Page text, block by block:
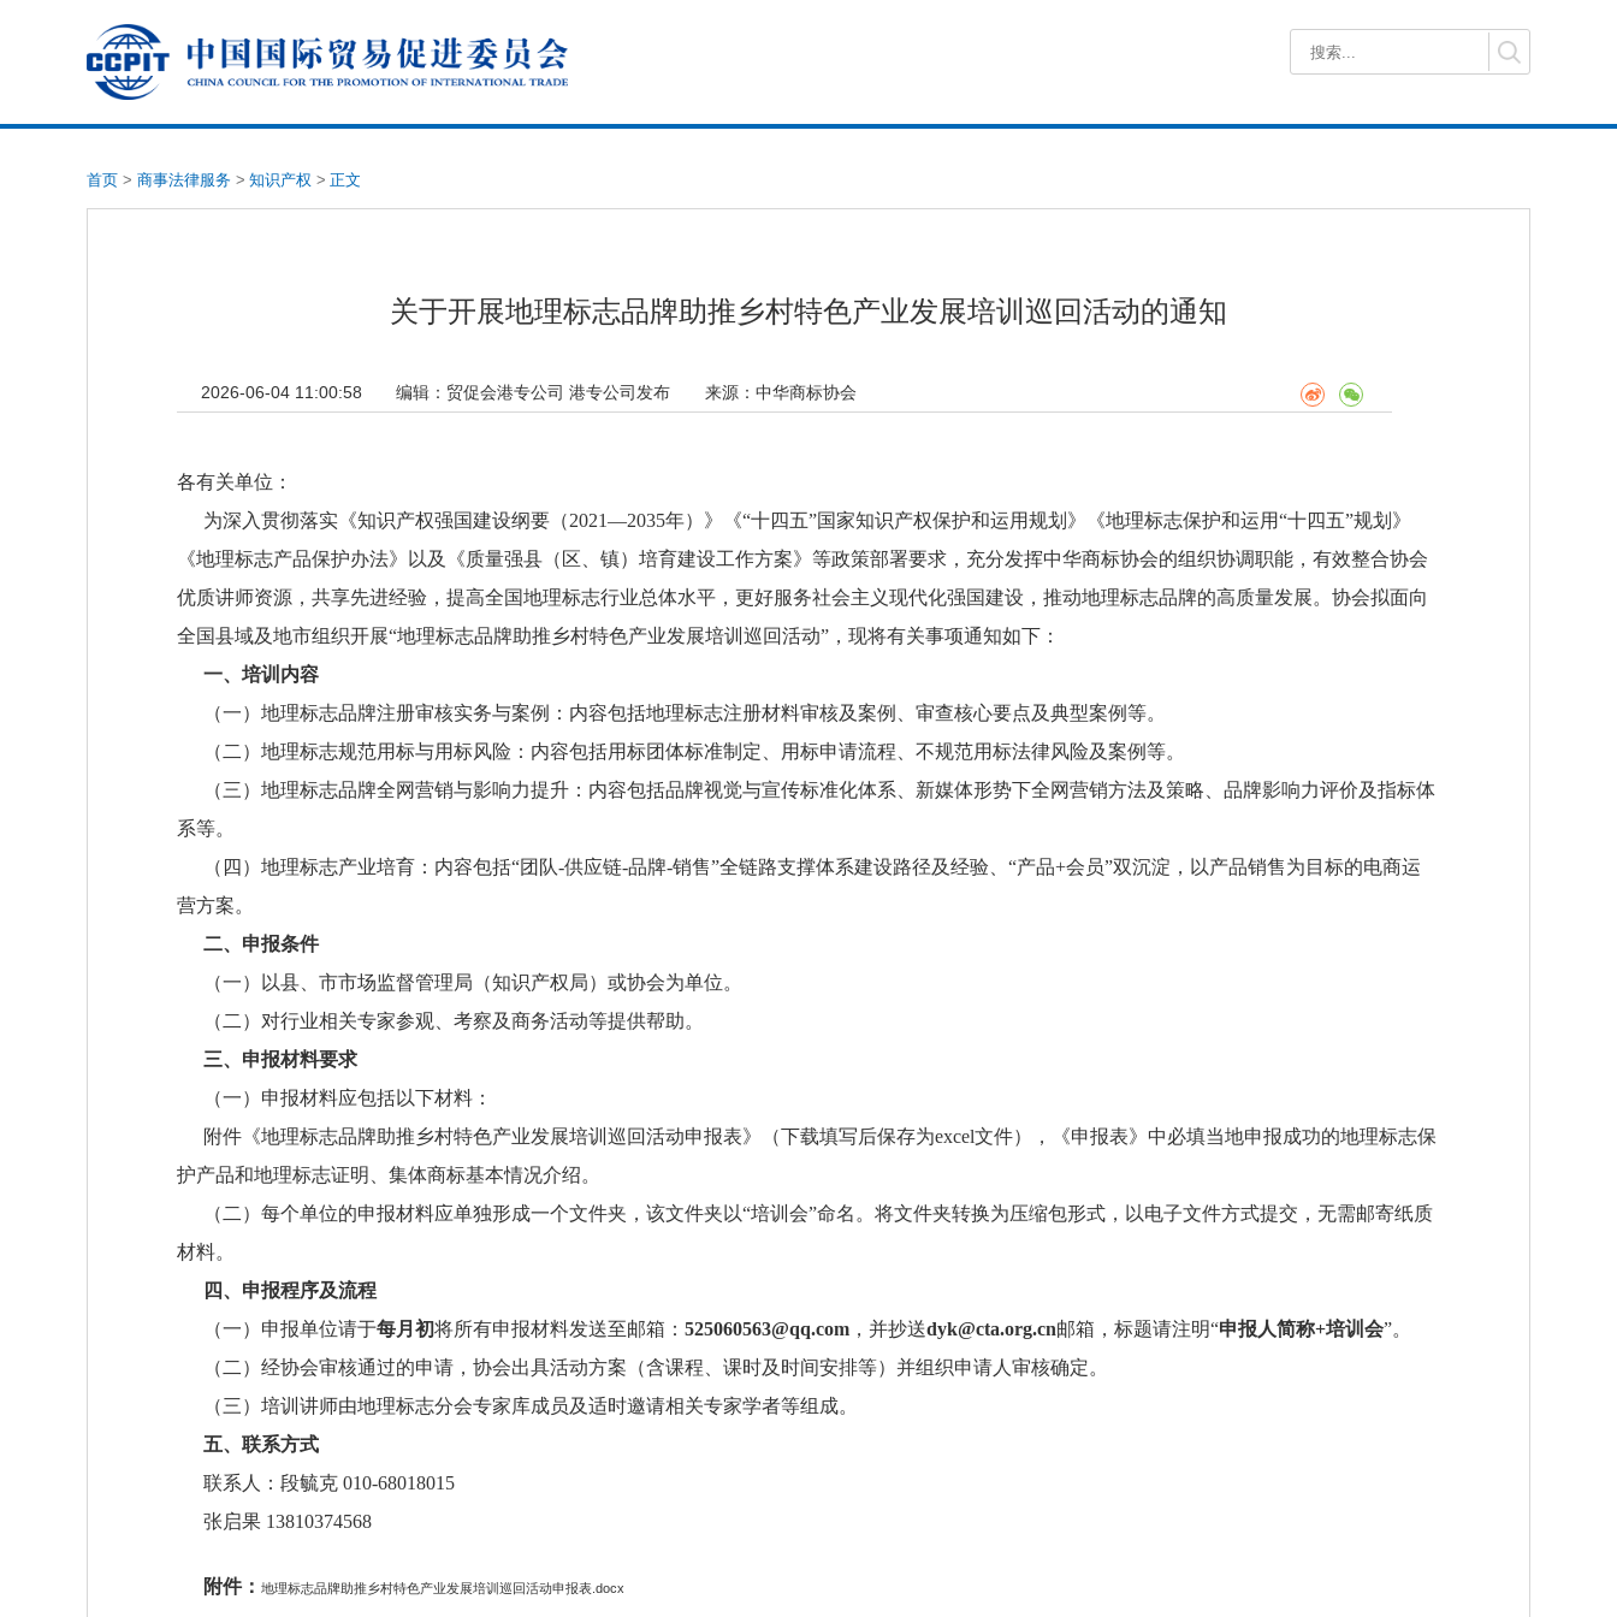
首页 > 商事法律服务 > 知识产权 > 正文
关于开展地理标志品牌助推乡村特色产业发展培训巡回活动的通知
2026-06-04 11:00:58 编辑： 贸促会港专公司 港专公司发布 来源： 中华商标协会
各有关单位：
为深入贯彻落实《知识产权强国建设纲要（2021—2035年）》《“十四五”国家知识产权保护和运用规划》《地理标志保护和运用“十四五”规划》
《地理标志产品保护办法》以及《质量强县（区、镇）培育建设工作方案》等政策部署要求，充分发挥中华商标协会的组织协调职能，有效整合协会
优质讲师资源，共享先进经验，提高全国地理标志行业总体水平，更好服务社会主义现代化强国建设，推动地理标志品牌的高质量发展。协会拟面向
全国县域及地市组织开展“地理标志品牌助推乡村特色产业发展培训巡回活动”，现将有关事项通知如下：
一、培训内容
（一）地理标志品牌注册审核实务与案例：内容包括地理标志注册材料审核及案例、审查核心要点及典型案例等。
（二）地理标志规范用标与用标风险：内容包括用标团体标准制定、用标申请流程、不规范用标法律风险及案例等。
（三）地理标志品牌全网营销与影响力提升：内容包括品牌视觉与宣传标准化体系、新媒体形势下全网营销方法及策略、品牌影响力评价及指标体
系等。
（四）地理标志产业培育：内容包括“团队-供应链-品牌-销售”全链路支撑体系建设路径及经验、“产品+会员”双沉淀，以产品销售为目标的电商运
营方案。
二、申报条件
（一）以县、市市场监督管理局（知识产权局）或协会为单位。
（二）对行业相关专家参观、考察及商务活动等提供帮助。
三、申报材料要求
（一）申报材料应包括以下材料：
附件《地理标志品牌助推乡村特色产业发展培训巡回活动申报表》（下载填写后保存为excel文件），《申报表》中必填当地申报成功的地理标志保
护产品和地理标志证明、集体商标基本情况介绍。
（二）每个单位的申报材料应单独形成一个文件夹，该文件夹以“培训会”命名。将文件夹转换为压缩包形式，以电子文件方式提交，无需邮寄纸质
材料。
四、申报程序及流程
（一）申报单位请于每月初将所有申报材料发送至邮箱：525060563@qq.com ，并抄送dyk@cta.org.cn邮箱，标题请注明“申报人简称+培训会”。
（二）经协会审核通过的申请，协会出具活动方案（含课程、课时及时间安排等）并组织申请人审核确定。
（三）培训讲师由地理标志分会专家库成员及适时邀请相关专家学者等组成。
五、联系方式
联系人：段毓克 010-68018015
张启果 13810374568
附件：地理标志品牌助推乡村特色产业发展培训巡回活动申报表.docx